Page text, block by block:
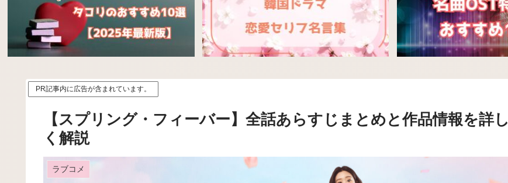
PR記事内に広告が含まれています。
【スプリング・フィーバー】全話あらすじまとめと作品情報を詳し
く解説
ラブコメ